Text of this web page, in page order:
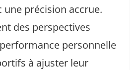
une précision accrue.
des perspectives
personnelle
à ajuster leur